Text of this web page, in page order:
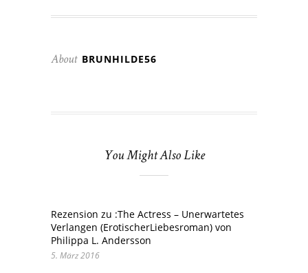
About BRUNHILDE56
You Might Also Like
Rezension zu :The Actress – Unerwartetes
Verlangen (ErotischerLiebesroman) von
Philippa L. Andersson
5. März 2016